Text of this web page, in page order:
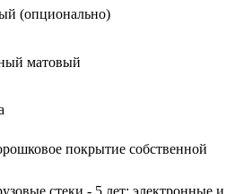
(опционально)
матовый
покрытие собственной
стеки - 5 лет; электронные и